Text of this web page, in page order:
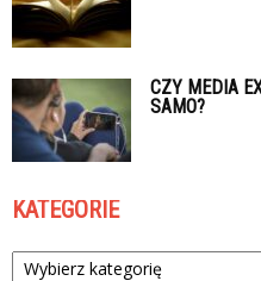
CZY MEDIA
SAMO?
KATEGORIE
Kategorie